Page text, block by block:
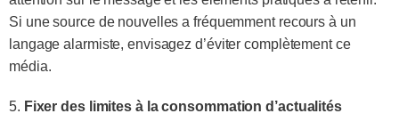
Si une source de nouvelles a fréquemment recours à un
langage alarmiste, envisagez d’éviter complètement ce
média.
5. Fixer des limites à la consommation d’actualités